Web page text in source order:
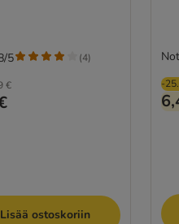
€
5 (4)
Lisää ostoskoriin
-